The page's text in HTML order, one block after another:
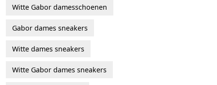
Witte Gabor damesschoenen
Gabor dames sneakers
Witte dames sneakers
Witte Gabor dames sneakers